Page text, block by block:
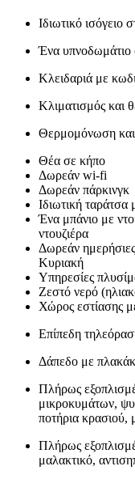
Ιδιωτικό ισόγειο
Ένα υπνοδωμάτιο
Κλειδαριά με
Κλιματισμός και
Θερμομόνωση
Θέα σε κήπο
Δωρεάν wi-fi
Δωρεάν πάρκινγκ
Ιδιωτική
Ένα μπάνιο με
ντουζιέρα
Δωρεάν
Κυριακή
Υπηρεσίες
Ζεστό νερό
Χώρος εστίασης
Επίπεδη
Δάπεδο με
Πλήρως
μικροκυμάτων,
ποτήρια κρασιού,
Πλήρως
μαλακτικό,